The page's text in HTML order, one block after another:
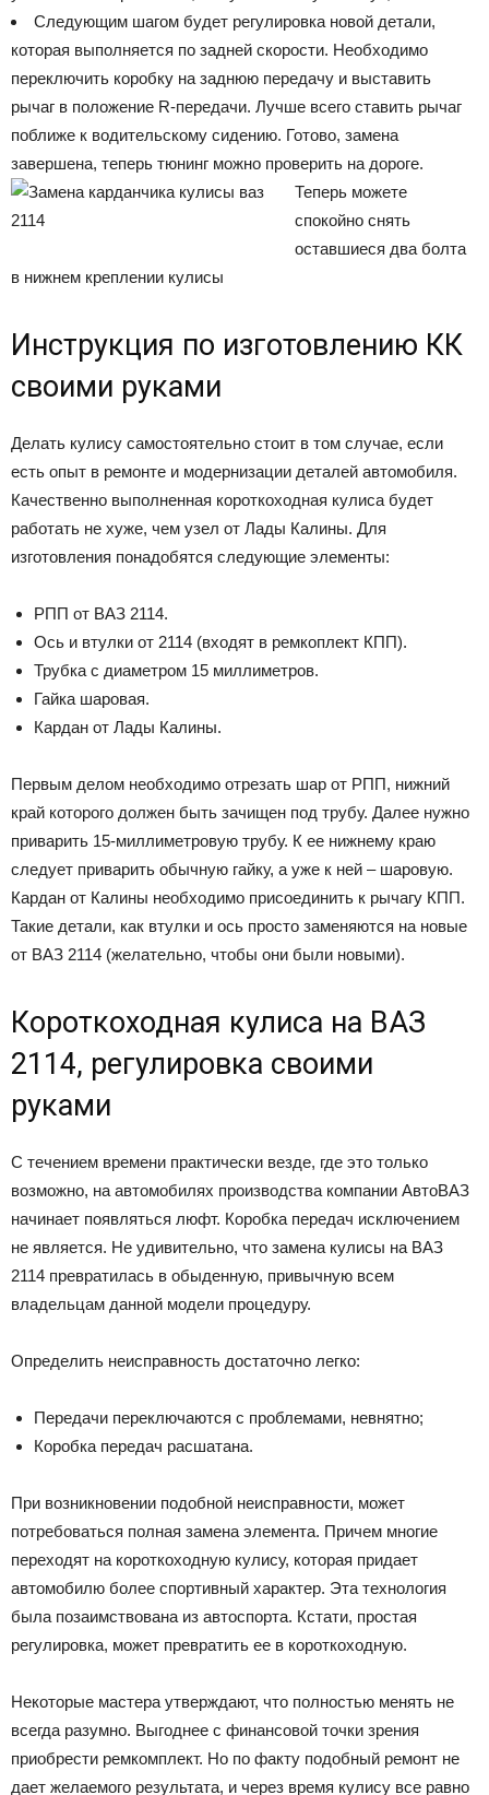
Следующим шагом будет регулировка новой детали,
которая выполняется по задней скорости. Необходимо
переключить коробку на заднюю передачу и выставить
рычаг в положение R-передачи. Лучше всего ставить рычаг
поближе к водительскому сидению. Готово, замена
завершена, теперь тюнинг можно проверить на дороге.
Теперь можете
спокойно снять
оставшиеся два болта
в нижнем креплении кулисы
Инструкция по изготовлению КК
своими руками
Делать кулису самостоятельно стоит в том случае, если
есть опыт в ремонте и модернизации деталей автомобиля.
Качественно выполненная короткоходная кулиса будет
работать не хуже, чем узел от Лады Калины. Для
изготовления понадобятся следующие элементы:
РПП от ВАЗ 2114.
Ось и втулки от 2114 (входят в ремкоплект КПП).
Трубка с диаметром 15 миллиметров.
Гайка шаровая.
Кардан от Лады Калины.
Первым делом необходимо отрезать шар от РПП, нижний
край которого должен быть зачищен под трубу. Далее нужно
приварить 15-миллиметровую трубу. К ее нижнему краю
следует приварить обычную гайку, а уже к ней – шаровую.
Кардан от Калины необходимо присоединить к рычагу КПП.
Такие детали, как втулки и ось просто заменяются на новые
от ВАЗ 2114 (желательно, чтобы они были новыми).
Короткоходная кулиса на ВАЗ
2114, регулировка своими
руками
С течением времени практически везде, где это только
возможно, на автомобилях производства компании АвтоВАЗ
начинает появляться люфт. Коробка передач исключением
не является. Не удивительно, что замена кулисы на ВАЗ
2114 превратилась в обыденную, привычную всем
владельцам данной модели процедуру.
Определить неисправность достаточно легко:
Передачи переключаются с проблемами, невнятно;
Коробка передач расшатана.
При возникновении подобной неисправности, может
потребоваться полная замена элемента. Причем многие
переходят на короткоходную кулису, которая придает
автомобилю более спортивный характер. Эта технология
была позаимствована из автоспорта. Кстати, простая
регулировка, может превратить ее в короткоходную.
Некоторые мастера утверждают, что полностью менять не
всегда разумно. Выгоднее с финансовой точки зрения
приобрести ремкомплект. Но по факту подобный ремонт не
дает желаемого результата, и через время кулису все равно